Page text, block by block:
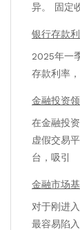
异。 固定
银行存款
2025年一
存款利率
金融投资
在金融投
虚假交易
台，吸引
金融市场
对于刚进
最容易陷